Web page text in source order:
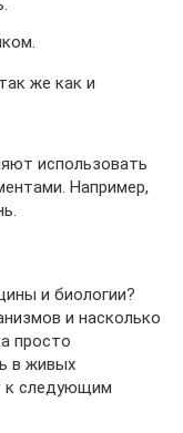
же как и
использовать
Например,
и биологии?
и насколько
просто
в живых
к следующим